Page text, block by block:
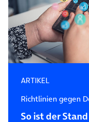
ARTIKEL
Richtlinien gegen
So ist der